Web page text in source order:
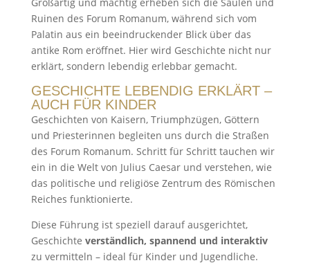
Ruinen des Forum Romanum, während sich vom
Palatin aus ein beeindruckender Blick über das
antike Rom eröffnet. Hier wird Geschichte nicht nur
erklärt, sondern lebendig erlebbar gemacht.
GESCHICHTE LEBENDIG ERKLÄRT –
AUCH FÜR KINDER
Geschichten von Kaisern, Triumphzügen, Göttern
und Priesterinnen begleiten uns durch die Straßen
des Forum Romanum. Schritt für Schritt tauchen wir
ein in die Welt von Julius Caesarund verstehen, wie
das politische und religiöse Zentrum des Römischen
Reiches funktionierte.
Diese Führung ist speziell darauf ausgerichtet,
Geschichte verständlich, spannend und interaktiv
zu vermitteln – ideal für Kinder und Jugendliche.